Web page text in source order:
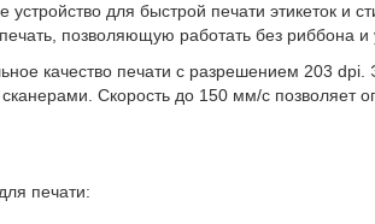
устройство для быстрой печати этикеток
позволяющую работать без риббона
качество печати с разрешением 203
Скорость до 150 мм/с позволяет
печати: